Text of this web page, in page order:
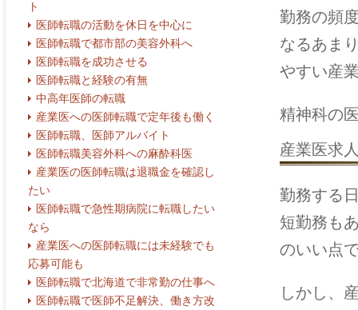
ト
医師転職の活動を休日を中心に
医師転職で都市部の美容外科へ
医師転職を成功させる
医師転職と経験の有無
中高年医師の転職
産業医への医師転職で定年後も働く
医師転職、医師アルバイト
医師転職美容外科への麻酔科医
産業医の医師転職は退職金を確認し
たい
医師転職で急性期病院に転職したい
なら
産業医への医師転職には未経験でも
応募可能も
医師転職で北海道で非常勤の仕事へ
医師転職で医師不足解決、働き方改
勤務の頻
なるあま
やすい産
精神科の
産業医求
勤務する
短勤務も
のいい点
しかし、